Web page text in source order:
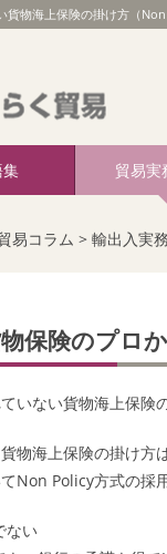
貨物海上保険の掛け方（
貿易実
易コラム > 輸出入実務
物保険のプ
いない貨物海上保険
物海上保険の掛け方
Non Policy方式の採
い